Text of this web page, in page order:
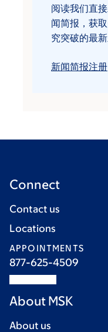
阅读我们直
闻简报，获
究突破的最新
新闻简报注册
Connect
Contact us
Locations
APPOINTMENTS
877-625-4509
About MSK
About us